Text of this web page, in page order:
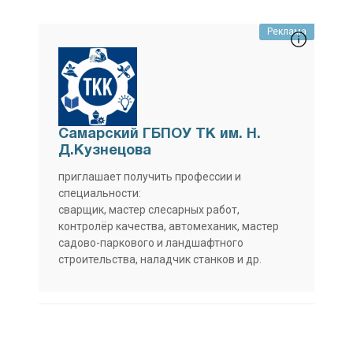
Реклама
Самарский ГБПОУ ТК им. Н.
Д.Кузнецова
приглашает получить профессии и
специальности:
сварщик, мастер слесарных работ,
контролёр качества, автомеханик, мастер
садово-паркового и ландшафтного
строительства, наладчик станков и др.